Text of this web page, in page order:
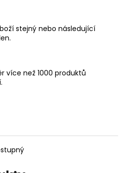
stejný nebo následující
více než 1000 produktů